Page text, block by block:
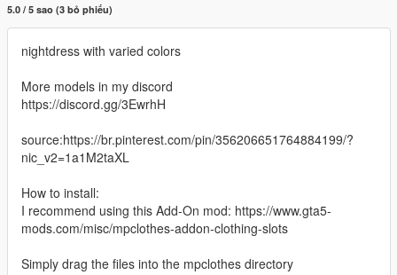
5.0 / 5 sao (3 bỏ phiếu)
nightdress with varied colors
More models in my discord
https://discord.gg/3EwrhH
source:https://br.pinterest.com/pin/356206651764884199/?
nic_v2=1a1M2taXL
How to install:
I recommend using this Add-On mod: https://www.gta5-
mods.com/misc/mpclothes-addon-clothing-slots
Simply drag the files into the mpclothes directory